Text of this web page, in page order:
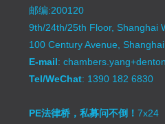
邮编:200120
9th/24th/25th Floor, Shanghai
100 Century Avenue,
E-mail:
Tel/WeChat: 1390 182 6830
PE法律桥，私募问不倒！7x24